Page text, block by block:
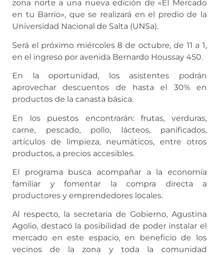
zona norte a una nueva edición de «El Mercado
en tu Barrio», que se realizará en el predio de la
Universidad Nacional de Salta (UNSa).
Será el próximo miércoles 8 de octubre, de 11 a 1,
en el ingreso por avenida Bernardo Houssay 450.
En la oportunidad, los asistentes podrán
aprovechar descuentos de hasta el 30% en
productos de la canasta básica.
En los puestos encontrarán: frutas, verduras,
carne, pescado, pollo, lácteos, panificados,
artículos de limpieza, neumáticos, entre otros
productos, a precios accesibles.
El programa busca acompañar a la economía
familiar y fomentar la compra directa a
productores y emprendedores locales.
Al respecto, la secretaria de Gobierno, Agustina
Agolio, destacó la posibilidad de poder instalar el
mercado en este espacio, en beneficio de los
vecinos de la zona y toda la comunidad